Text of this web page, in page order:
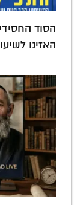
הסוד
האזינו